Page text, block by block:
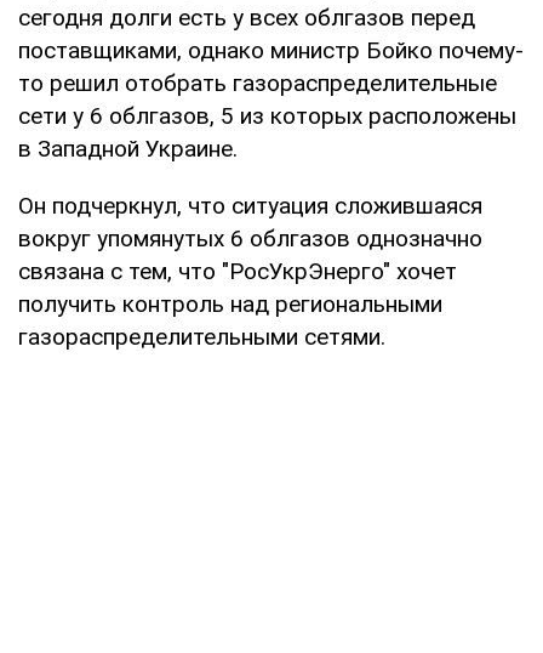
сегодня долги есть у всех облгазов перед
поставщиками, однако министр Бойко почему-
то решил отобрать газораспределительные
сети у 6 облгазов, 5 из которых расположены
в Западной Украине.
Он подчеркнул, что ситуация сложившаяся
вокруг упомянутых 6 облгазов однозначно
связана с тем, что "РосУкрЭнерго" хочет
получить контроль над региональными
газораспределительными сетями.